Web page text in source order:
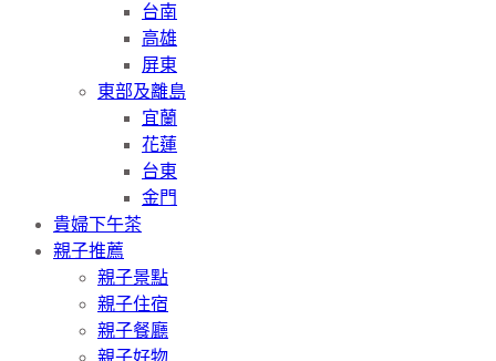
台南
高雄
屏東
東部及離島
宜蘭
花蓮
台東
金門
貴婦下午茶
親子推薦
親子景點
親子住宿
親子餐廳
親子好物